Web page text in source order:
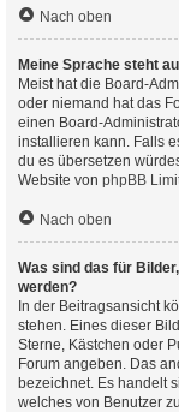
Nach oben
Meine Sprache steht
Meist hat die Board-
oder niemand hat das
einen Board-
installieren kann. Falls
du es übersetzen
Website von phpBB
Nach oben
Was sind das für
werden?
In der Beitragsansicht
stehen. Eines dieser
Sterne, Kästchen oder
Forum angeben. Das
bezeichnet. Es handelt
welches von Benutzer